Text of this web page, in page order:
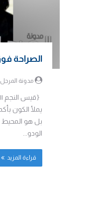
الصراحة
مدونة المرجل
{قيس النجم
يملأ الكون
بل هو المحيط
الودو...
قراءة المزيد